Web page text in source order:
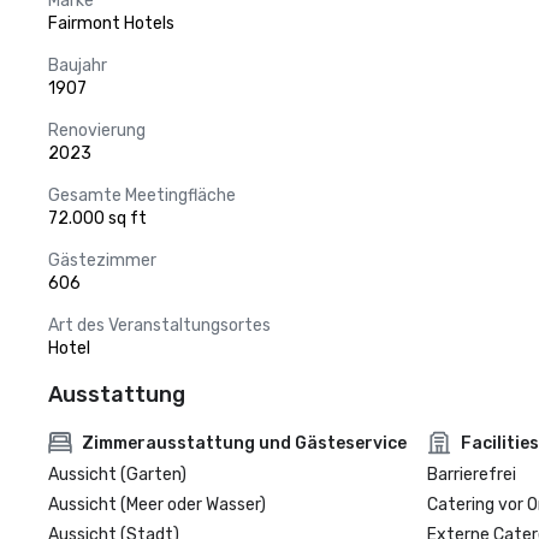
Fairmont Hotels
Baujahr
1907
Renovierung
2023
Gesamte Meetingfläche
72.000 sq ft
Gästezimmer
606
Art des Veranstaltungsortes
Hotel
Ausstattung
Zimmerausstattung und Gästeservice
Aussicht (Garten)
Aussicht (Meer oder Wasser)
Aussicht (Stadt)
Facilities
Barrierefrei
Catering vor
Externe